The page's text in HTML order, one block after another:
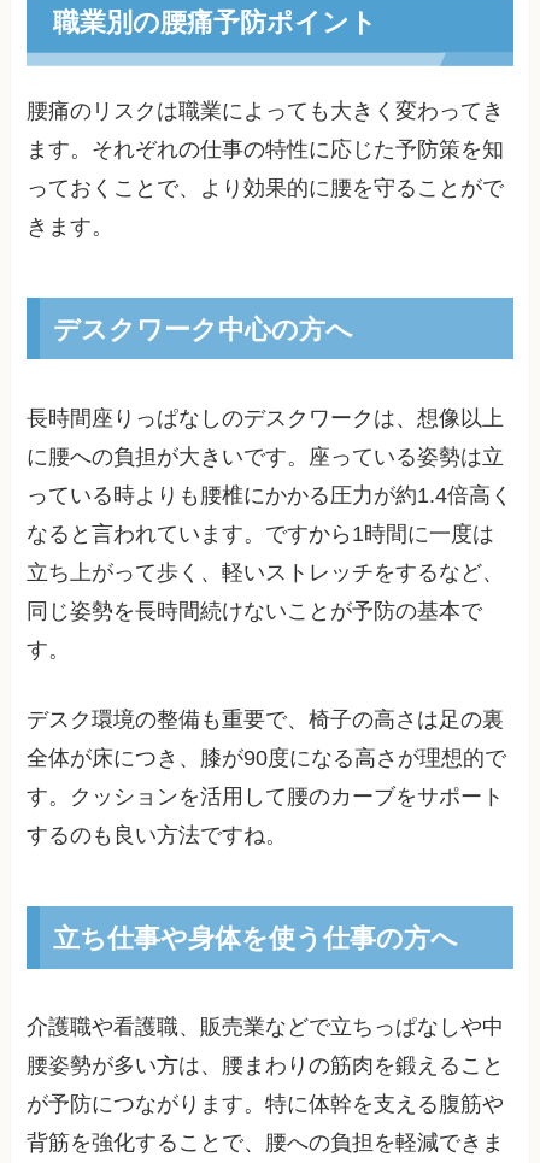
職業別の腰痛予防ポイント
腰痛のリスクは職業によっても大きく変わってき
ます。それぞれの仕事の特性に応じた予防策を知
っておくことで、より効果的に腰を守ることがで
きます。
デスクワーク中心の方へ
長時間座りっぱなしのデスクワークは、想像以上
に腰への負担が大きいです。座っている姿勢は立
っている時よりも腰椎にかかる圧力が約1.4倍高く
なると言われています。ですから1時間に一度は
立ち上がって歩く、軽いストレッチをするなど、
同じ姿勢を長時間続けないことが予防の基本で
す。
デスク環境の整備も重要で、椅子の高さは足の裏
全体が床につき、膝が90度になる高さが理想的で
す。クッションを活用して腰のカーブをサポート
するのも良い方法ですね。
立ち仕事や身体を使う仕事の方へ
介護職や看護職、販売業などで立ちっぱなしや中
腰姿勢が多い方は、腰まわりの筋肉を鍛えること
が予防につながります。特に体幹を支える腹筋や
背筋を強化することで、腰への負担を軽減できま